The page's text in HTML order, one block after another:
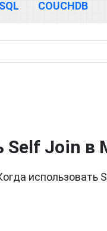
COUCHDB
Self Join в
использовать